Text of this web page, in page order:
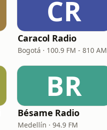
CR
Caracol Radio
Bogotá · 100.9 FM - 810 AM
BR
Bésame Radio
Medellín · 94.9 FM